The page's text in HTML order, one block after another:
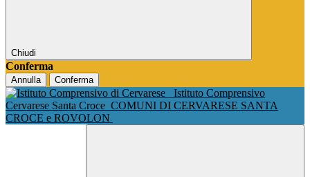
Chiudi
Conferma
Annulla Conferma
Istituto Comprensivo
Cervarese Santa Croce COMUNI DI CERVARESE SANTA
CROCE e ROVOLON